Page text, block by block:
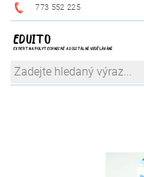
773 552 225
EDUITO
EXPERT NA POLYTECHNICKÉ A DIGITÁLNÍ VZDĚLÁVÁNÍ